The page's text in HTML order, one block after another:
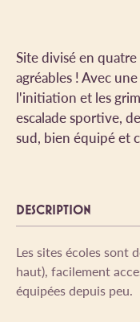
Site divisé en
agréables ! Avec
l'initiation et les
escalade sportive,
sud, bien équipé et
DESCRIPTION
Les sites écoles sont
haut), facilement
équipées depuis peu.